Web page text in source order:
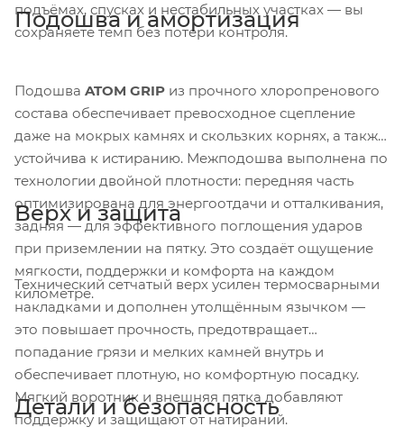
подъёмах, спусках и нестабильных участках — вы
сохраняете темп без потери контроля.
Подошва и амортизация
Подошва ATOM GRIP из прочного хлоропренового
состава обеспечивает превосходное сцепление
даже на мокрых камнях и скользких корнях, а также
устойчива к истиранию. Межподошва выполнена по
технологии двойной плотности: передняя часть
оптимизирована для энергоотдачи и отталкивания,
задняя — для эффективного поглощения ударов
при приземлении на пятку. Это создаёт ощущение
мягкости, поддержки и комфорта на каждом
километре.
Верх и защита
Технический сетчатый верх усилен термосварными
накладками и дополнен утолщённым язычком —
это повышает прочность, предотвращает
попадание грязи и мелких камней внутрь и
обеспечивает плотную, но комфортную посадку.
Мягкий воротник и внешняя пятка добавляют
поддержку и защищают от натираний.
Детали и безопасность